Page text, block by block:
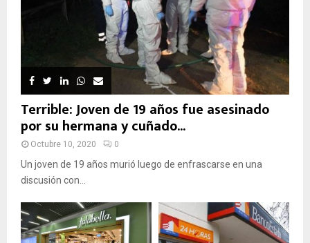
Terrible: Joven de 19 años fue asesinado
por su hermana y cuñado...
Octubre 10, 2020 0
Un joven de 19 años murió luego de enfrascarse en una
discusión con...